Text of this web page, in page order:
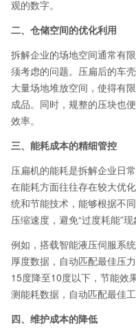
观的数字。
二、仓储空间的优化利用
拆解企业的场地空间通常有
须考虑的问题。压扁后的车
大量场地堆放空间，使得有
成品。同时，规整的压块也
效率。
三、能耗成本的精细管控
压扁机的能耗是拆解企业日
在能耗方面往往存在较大优
统和节能技术，能够根据不
压缩速度，避免“过度耗能”现
例如，搭载智能液压伺服系
厚度数据，自动匹配最佳压
15度降至10度以下，节能效
测能耗数据，自动匹配最佳
四、维护成本的降低